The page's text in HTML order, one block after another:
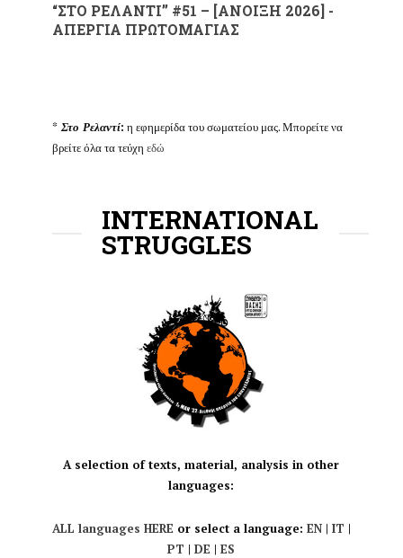
“ΣΤΟ ΡΕΛΑΝΤΙ” #51 – [ΑΝΟΙΞΗ 2026] -
ΑΠΕΡΓΙΑ ΠΡΩΤΟΜΑΓΙΑΣ
*Στο Ρελαντί: η εφημερίδα του σωματείου μας. Μπορείτε να
βρείτε όλα τα τεύχη εδώ
INTERNATIONAL
STRUGGLES
A selection of texts, material, analysis in other
languages:
ALL languages HEREor select a language: EN| IT |
PT |DE |ES